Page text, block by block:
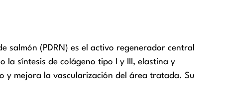
salmón (PDRN) es el activo regenerador central
la síntesis de colágeno tipo I y III, elastina y
y mejora la vascularización del área tratada. Su